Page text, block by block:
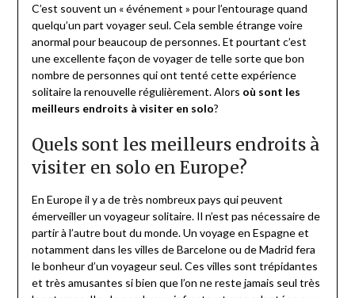
C’est souvent un « événement » pour l’entourage quand
quelqu’un part voyager seul. Cela semble étrange voire
anormal pour beaucoup de personnes. Et pourtant c’est
une excellente façon de voyager de telle sorte que bon
nombre de personnes qui ont tenté cette expérience
solitaire la renouvelle régulièrement. Alors où sont les
meilleurs endroits à visiter en solo?
Quels sont les meilleurs endroits à
visiter en solo en Europe?
En Europe il y a de très nombreux pays qui peuvent
émerveiller un voyageur solitaire. Il n’est pas nécessaire de
partir à l’autre bout du monde. Un voyage en Espagne et
notamment dans les villes de Barcelone ou de Madrid fera
le bonheur d’un voyageur seul. Ces villes sont trépidantes
et très amusantes si bien que l’on ne reste jamais seul très